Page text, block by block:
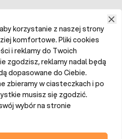
korzystanie z naszej strony
komfortowe. Pliki cookies
i reklamy do Twoich
zgodzisz, reklamy nadal będą
dopasowane do Ciebie.
zbieramy w ciasteczkach i po
musisz się zgodzić.
wybór na stronie